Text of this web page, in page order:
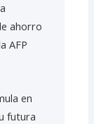
ahorro
AFP
en
futura